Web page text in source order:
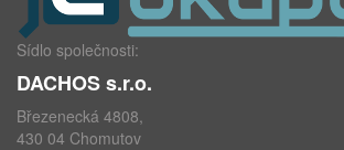
Sídlo společnosti:
DACHOS s.r.o.
Březenecká 4808,
430 04 Chomutov